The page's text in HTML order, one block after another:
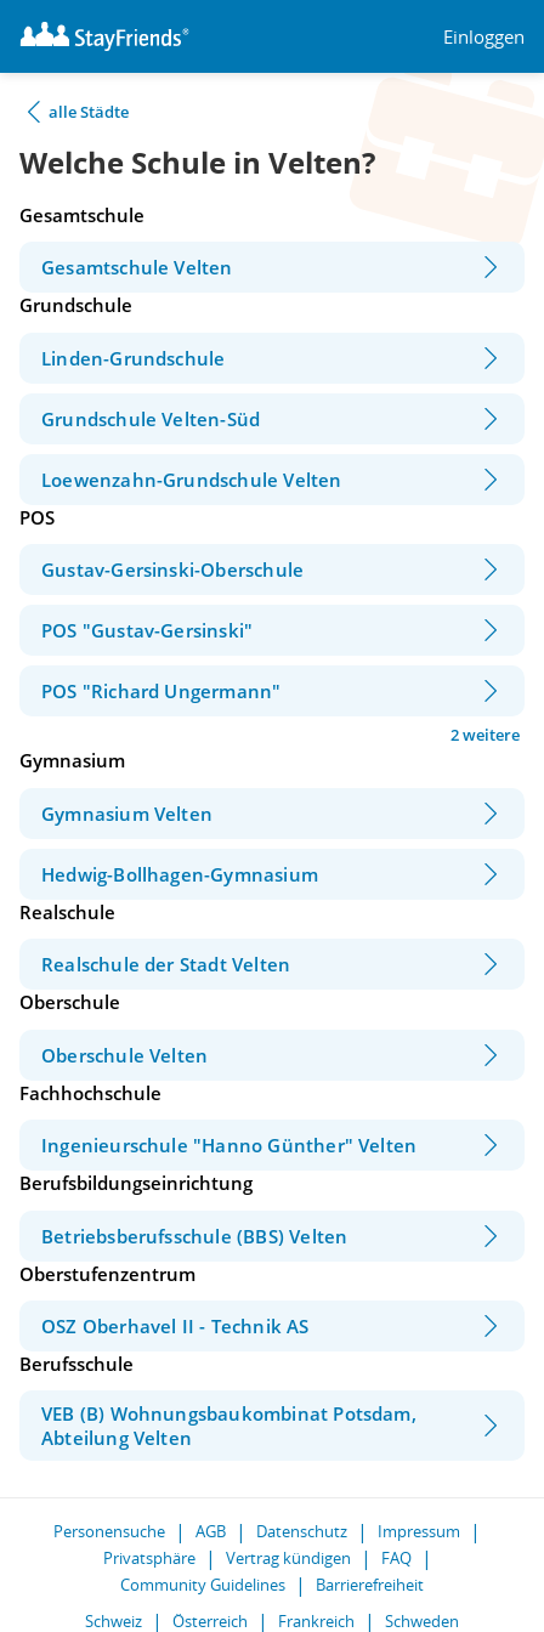
Einloggen
alle Städte
Welche Schule in Velten?
Gesamtschule
Gesamtschule Velten
Grundschule
Linden-Grundschule
Grundschule Velten-Süd
Loewenzahn-Grundschule Velten
POS
Gustav-Gersinski-Oberschule
POS "Gustav-Gersinski"
POS "Richard Ungermann"
2 weitere
Gymnasium
Gymnasium Velten
Hedwig-Bollhagen-Gymnasium
Realschule
Realschule der Stadt Velten
Oberschule
Oberschule Velten
Fachhochschule
Ingenieurschule "Hanno Günther" Velten
Berufsbildungseinrichtung
Betriebsberufsschule (BBS) Velten
Oberstufenzentrum
OSZ Oberhavel II - Technik AS
Berufsschule
VEB (B) Wohnungsbaukombinat Potsdam,
Abteilung Velten
Personensuche AGB Datenschutz
Impressum
Privatsphäre
Vertrag kündigen
FAQ
Community Guidelines
Barrierefreiheit
Schweiz
Österreich Frankreich Schweden